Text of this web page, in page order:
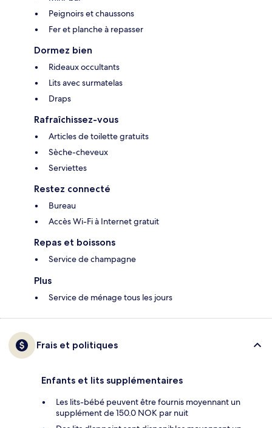
Peignoirs et chaussons
Fer et planche à repasser
Dormez bien
Rideaux occultants
Lits avec surmatelas
Draps
Rafraîchissez-vous
Articles de toilette gratuits
Sèche-cheveux
Serviettes
Restez connecté
Bureau
Accès Wi-Fi à Internet gratuit
Repas et boissons
Service de champagne
Plus
Service de ménage tous les jours
Frais et politiques
Enfants et lits supplémentaires
Les lits-bébé peuvent être fournis moyennant un
supplément de 150.0 NOK par nuit